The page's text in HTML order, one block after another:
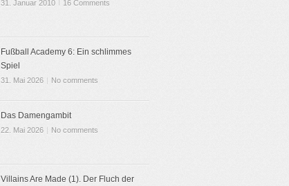
31. Januar 2010 I 16 Comments
Fußball Academy 6: Ein schlimmes
Spiel
31. Mai 2026 | No comments
Das Damengambit
22. Mai 2026 No comments
Villains Are Made (1). Der Fluch der